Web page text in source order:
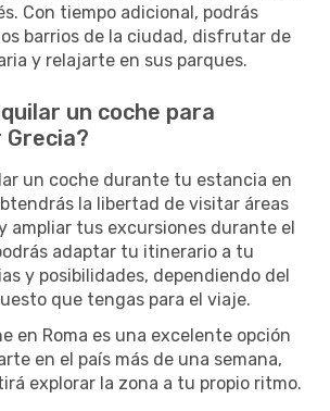
Con tiempo adicional, podrás
barrios de la ciudad, disfrutar de
y relajarte en sus parques.
un coche para
un coche durante tu estancia en
la libertad de visitar áreas
ampliar tus excursiones durante el
adaptar tu itinerario a tu
y posibilidades, dependiendo del
que tengas para el viaje.
en Roma es una excelente opción
en el país más de una semana,
explorar la zona a tu propio ritmo.